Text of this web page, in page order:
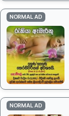
NORMAL AD
NORMAL AD